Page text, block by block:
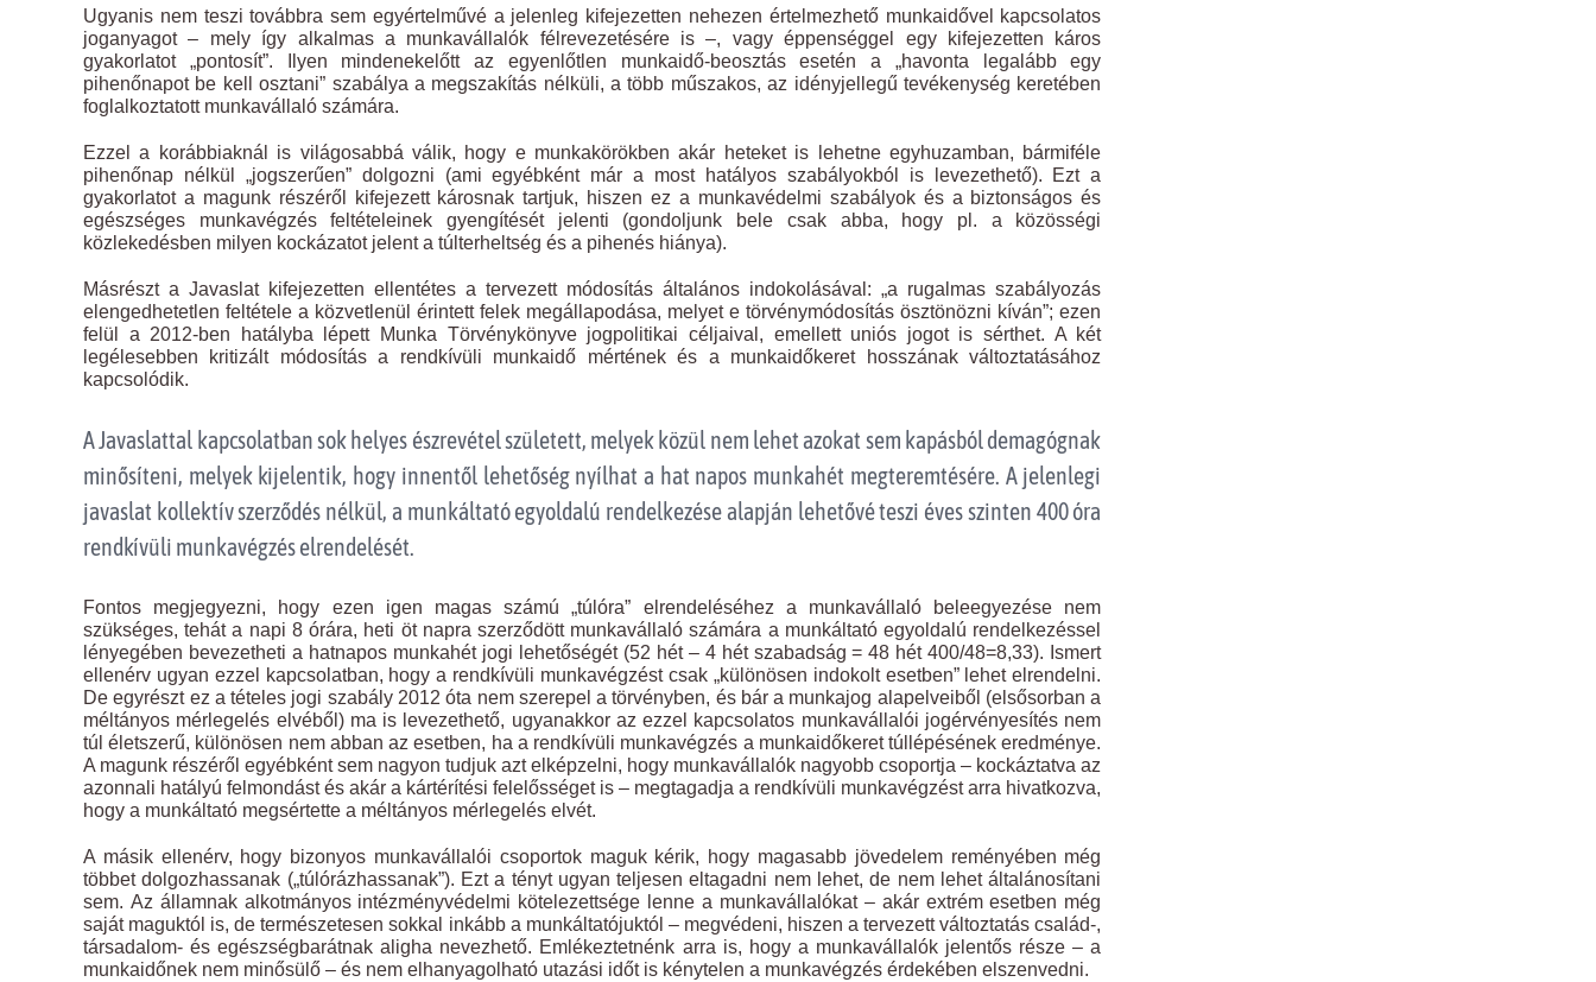
Ugyanis nem teszi továbbra sem egyértelművé a jelenleg kifejezetten nehezen értelmezhető munkaidővel kapcsolatos
joganyagot – mely így alkalmas a munkavállalók félrevezetésére is –, vagy éppenséggel egy kifejezetten káros
gyakorlatot „pontosít”. Ilyen mindenekelőtt az egyenlőtlen munkaidő-beosztás esetén a „havonta legalább egy
pihenőnapot be kell osztani” szabálya a megszakítás nélküli, a több műszakos, az idényjellegű tevékenység keretében
foglalkoztatott munkavállaló számára.
Ezzel a korábbiaknál is világosabbá válik, hogy e munkakörökben akár heteket is lehetne egyhuzamban, bármiféle
pihenőnap nélkül „jogszerűen” dolgozni (ami egyébként már a most hatályos szabályokból is levezethető). Ezt a
gyakorlatot a magunk részéről kifejezett károsnak tartjuk, hiszen ez a munkavédelmi szabályok és a biztonságos és
egészséges munkavégzés feltételeinek gyengítését jelenti (gondoljunk bele csak abba, hogy pl. a közösségi
közlekedésben milyen kockázatot jelent a túlterheltség és a pihenés hiánya).
Másrészt a Javaslat kifejezetten ellentétes a tervezett módosítás általános indokolásával: „a rugalmas szabályozás
elengedhetetlen feltétele a közvetlenül érintett felek megállapodása, melyet e törvénymódosítás ösztönözni kíván”; ezen
felül a 2012-ben hatályba lépett Munka Törvénykönyve jogpolitikai céljaival, emellett uniós jogot is sérthet. A két
legélesebben kritizált módosítás a rendkívüli munkaidő mértének és a munkaidőkeret hosszának változtatásához
kapcsolódik.
A Javaslattal kapcsolatban sok helyes észrevétel született, melyek közül nem lehet azokat sem kapásból demagógnak
minősíteni, melyek kijelentik, hogy innentől lehetőség nyílhat a hat napos munkahét megteremtésére. A jelenlegi
javaslat kollektív szerződés nélkül, a munkáltató egyoldalú rendelkezése alapján lehetővé teszi éves szinten 400 óra
rendkívüli munkavégzés elrendelését.
Fontos megjegyezni, hogy ezen igen magas számú „túlóra” elrendeléséhez a munkavállaló beleegyezése nem
szükséges, tehát a napi 8 órára, heti öt napra szerződött munkavállaló számára a munkáltató egyoldalú rendelkezéssel
lényegében bevezetheti a hatnapos munkahét jogi lehetőségét (52 hét – 4 hét szabadság = 48 hét 400/48=8,33). Ismert
ellenérv ugyan ezzel kapcsolatban, hogy a rendkívüli munkavégzést csak „különösen indokolt esetben” lehet elrendelni.
De egyrészt ez a tételes jogi szabály 2012 óta nem szerepel a törvényben, és bár a munkajog alapelveiből (elsősorban a
méltányos mérlegelés elvéből) ma is levezethető, ugyanakkor az ezzel kapcsolatos munkavállalói jogérvényesítés nem
túl életszerű, különösen nem abban az esetben, ha a rendkívüli munkavégzés a munkaidőkeret túllépésének eredménye.
A magunk részéről egyébként sem nagyon tudjuk azt elképzelni, hogy munkavállalók nagyobb csoportja – kockáztatva az
azonnali hatályú felmondást és akár a kártérítési felelősséget is – megtagadja a rendkívüli munkavégzést arra hivatkozva,
hogy a munkáltató megsértette a méltányos mérlegelés elvét.
A másik ellenérv, hogy bizonyos munkavállalói csoportok maguk kérik, hogy magasabb jövedelem reményében még
többet dolgozhassanak („túlórázhassanak”). Ezt a tényt ugyan teljesen eltagadni nem lehet, de nem lehet általánosítani
sem. Az államnak alkotmányos intézményvédelmi kötelezettsége lenne a munkavállalókat – akár extrém esetben még
saját maguktól is, de természetesen sokkal inkább a munkáltatójuktól – megvédeni, hiszen a tervezett változtatás család-,
társadalom- és egészségbarátnak aligha nevezhető. Emlékeztetnénk arra is, hogy a munkavállalók jelentős része – a
munkaidőnek nem minősülő – és nem elhanyagolható utazási időt is kénytelen a munkavégzés érdekében elszenvedni.